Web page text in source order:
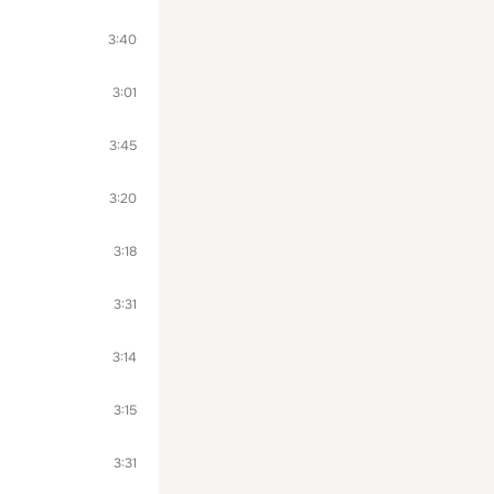
3:40
3:01
3:45
3:20
3:18
3:31
3:14
3:15
3:31